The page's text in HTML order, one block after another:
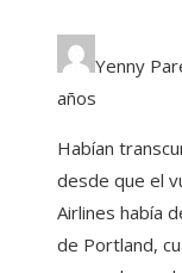
Yenny
años
Habían
desde que el
Airlines había
de Portland,